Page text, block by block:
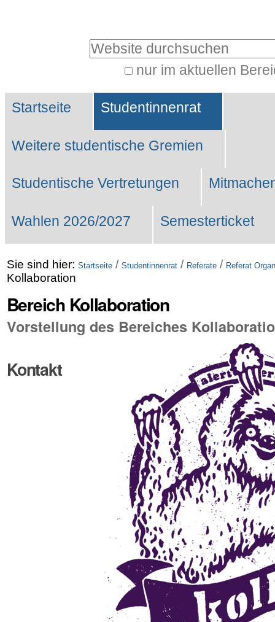
Website durchsuchen
nur im aktuellen
Suche…
Sektionen
Startseite Studentinnenrat
Weitere studentische Gremien
Studentische Vertretungen
Wahlen 2026/2027 Semesterticket
Sie sind hier: Startseite / Studentinnenrat / Referate / Referat
Kollaboration
Bereich Kollaboration
Vorstellung des Bereiches
Kontakt